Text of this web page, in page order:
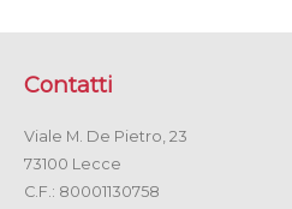
Contatti
Viale M. De Pietro, 23
73100 Lecce
C.F.: 80001130758